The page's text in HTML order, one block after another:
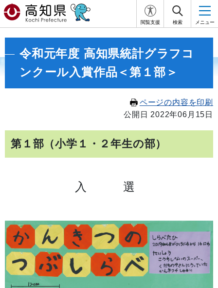
閲覧支援 検索 メニュー
令和元年度 高知県統計グラフコ
ンクール入賞作品＜第１部＞
ページの内容を印刷
公開日 2022年06月15日
第１部（小学１・２年生の部）
入 選